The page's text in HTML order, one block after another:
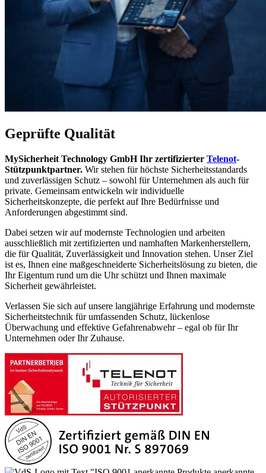
Geprüfte Qualität
MySicherheit Technology GmbH Ihr zertifizierter Telenot-
Stützpunktpartner. Wir stehen für höchste Sicherheitsstandards
und zuverlässigen Schutz – sowohl für Unternehmen als auch für
private. Gemeinsam entwickeln wir individuelle
Sicherheitskonzepte, die perfekt auf Ihre Bedürfnisse und
Anforderungen abgestimmt sind.
Dabei setzen wir auf modernste Technologien und arbeiten
ausschließlich mit zertifizierten und namhaften Markenherstellern,
die für Qualität, Zuverlässigkeit und Innovation stehen. Unser Ziel
ist es, Ihnen eine maßgeschneiderte Sicherheitslösung zu bieten, die
Ihr Eigentum rund um die Uhr schützt und Ihnen maximale
Sicherheit gewährleistet.
Verlassen Sie sich auf unsere langjährige Erfahrung und modernste
Sicherheitstechnik für umfassenden Schutz, lückenlose
Überwachung und effektive Gefahrenabwehr – egal ob für Ihr
Unternehmen oder Ihr Zuhause.